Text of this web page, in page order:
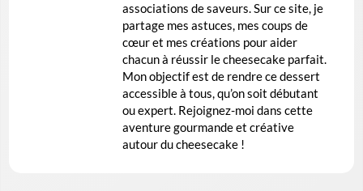
associations de saveurs. Sur ce site, je
partage mes astuces, mes coups de
cœur et mes créations pour aider
chacun à réussir le cheesecake parfait.
Mon objectif est de rendre ce dessert
accessible à tous, qu’on soit débutant
ou expert. Rejoignez-moi dans cette
aventure gourmande et créative
autour du cheesecake !